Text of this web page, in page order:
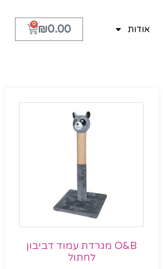
אודות ₪0.00
0
O&B מגרדת עמוד דביבון
לחתול